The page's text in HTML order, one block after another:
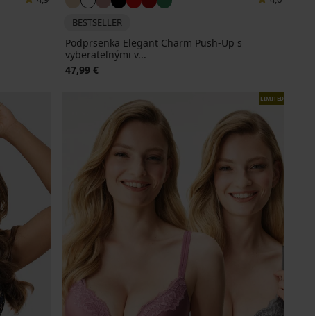
BESTSELLER
Podprsenka Elegant Charm Push-Up s
vyberateľnými v...
47,99 €
LIMITED